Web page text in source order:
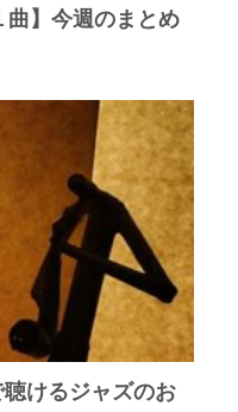
曲】今週のまとめ
けるジャズのお